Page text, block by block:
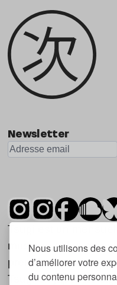
Nous utilisons des
d’améliorer votre
du contenu
Newsletter
Tsugi est un
musique et les
première parution
Tsugi en japonais